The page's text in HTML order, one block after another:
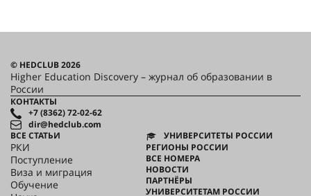
© HEDCLUB 2026
Higher Education Discovery – журнал об образовании в
России
КОНТАКТЫ
+7 (8362) 72-02-62
dir@hedclub.com
ВСЕ СТАТЬИ
РКИ
Поступление
Виза и миграция
Обучение
УНИВЕРСИТЕТЫ РОССИИ
РЕГИОНЫ РОССИИ
ВСЕ НОМЕРА
НОВОСТИ
ПАРТНЁРЫ
УНИВЕРСИТЕТАМ РОССИИ